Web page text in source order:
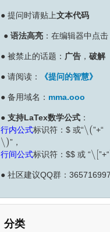
● 提问时请贴上文本代码
● 语法高亮 ：在编辑器中点击
● 被禁止的话题： 广告 ， 破解
● 请阅读： 《提问的智慧》
● 备用域名： mma.ooo
● 支持LaTex数学公式 ：
行内公式标识符： $ 或“∖(
∖ ( ”+“
∖)
∖ ) ”，
行间公式标识符： $$ 或 “∖
∖ ”+“
● 社区建议QQ群：365716997
分类